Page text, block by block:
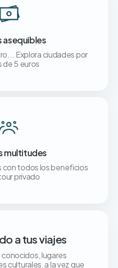
asequibles
Explora ciudades por
de 5 euros
multitudes
con todos los beneficios
privado
a tus viajes
lugares
culturales, a la vez que